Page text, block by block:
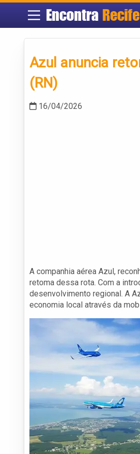
Encontra Recife
Azul anuncia
(RN)
16/04/2026
A companhia aérea Azul,
retoma dessa rota. Com a
desenvolvimento regional. A
economia local através da